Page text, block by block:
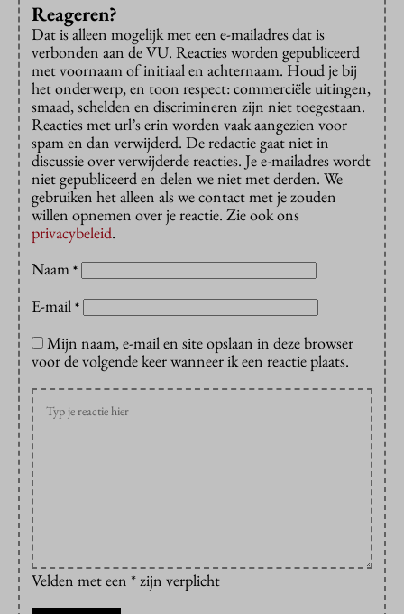
Reageren?
Dat is alleen mogelijk met een e-mailadres dat is
verbonden aan de VU. Reacties worden gepubliceerd
met voornaam of initiaal en achternaam. Houd je bij
het onderwerp, en toon respect: commerciële uitingen,
smaad, schelden en discrimineren zijn niet toegestaan.
Reacties met url’s erin worden vaak aangezien voor
spam en dan verwijderd. De redactie gaat niet in
discussie over verwijderde reacties. Je e-mailadres wordt
niet gepubliceerd en delen we niet met derden. We
gebruiken het alleen als we contact met je zouden
willen opnemen over je reactie. Zie ook ons
privacybeleid.
Naam *
E-mail *
Mijn naam, e-mail en site opslaan in deze browser
voor de volgende keer wanneer ik een reactie plaats.
Velden met een * zijn verplicht